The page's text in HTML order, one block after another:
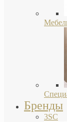
Бренды
3SC